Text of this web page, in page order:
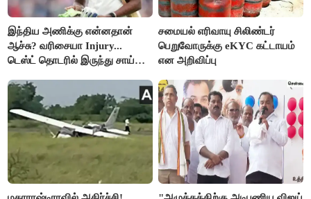
இந்திய அணிக்கு என்னதான்
ஆச்சு? வரிசையா Injury...
டெஸ்ட் தொடரில் இருந்து சாய்
சமையல் எரிவாயு சிலிண்டர்
பெறுவோருக்கு eKYC கட்டாயம்
என அறிவிப்பு